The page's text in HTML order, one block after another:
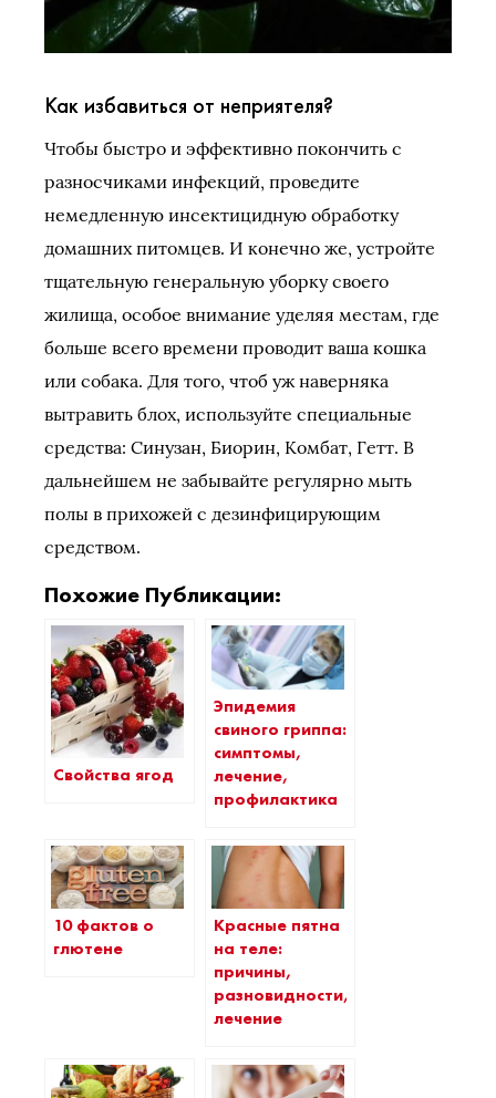
Как избавиться от неприятеля?
Чтобы быстро и эффективно покончить с
разносчиками инфекций, проведите
немедленную инсектицидную обработку
домашних питомцев. И конечно же, устройте
тщательную генеральную уборку своего
жилища, особое внимание уделяя местам, где
больше всего времени проводит ваша кошка
или собака. Для того, чтоб уж наверняка
вытравить блох, используйте специальные
средства: Синузан, Биорин, Комбат, Гетт. В
дальнейшем не забывайте регулярно мыть
полы в прихожей с дезинфицирующим
средством.
Похожие Публикации:
Cвойства ягод
Эпидемия
свиного гриппа:
симптомы,
лечение,
профилактика
10 фактов о
глютене
Красные пятна
на теле:
причины,
разновидности,
лечение